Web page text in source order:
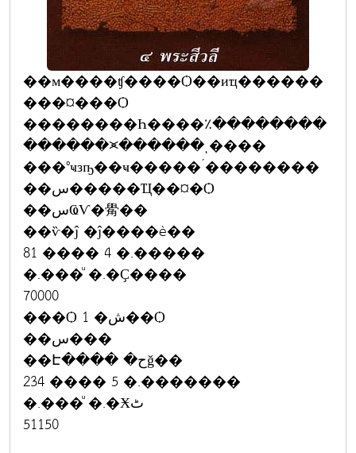
��м����ʧ����Ѻ��иҵ������
���¤���Ѻ
��������Һ����٪��������
������⪤������ͺ����
���°ҹзҧ��ҹ�����´��������
��س�����Ҵ��¤�Ѻ
��سҨѴ�觷��
��ѷ�ĵ �ĵ����è��
81 ���� 4 �.�����
�.���ͧ �.�Ҫ����
70000
���Ѻ 1 �ش��Ѻ
��س���
��Է���� �حǧ��
234 ���� 5 �.�������
�.���ͧ �.�Ӿٹ
51150